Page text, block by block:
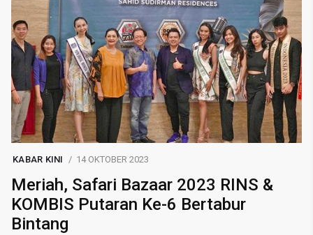
KABAR KINI 14 OKTOBER 2023
Meriah, Safari Bazaar 2023 RINS &
KOMBIS Putaran Ke-6 Bertabur
Bintang